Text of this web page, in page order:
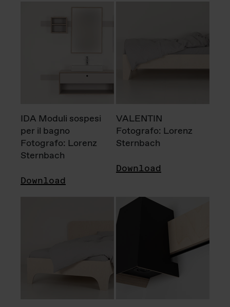
IDA Moduli sospesi
per il bagno
Fotografo: Lorenz
Sternbach
Download
VALENTIN
Fotografo: Lorenz
Sternbach
Download